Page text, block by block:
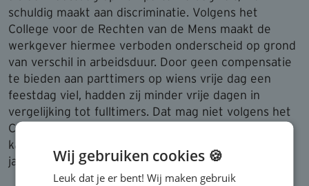
schuldig maakt aan discriminatie. Volgens het
College voor de Rechten van de Mens maakt de
werkgever hiermee verboden onderscheid op grond
van verschil in arbeidsduur. Door geen compensatie
te bieden aan parttimers op wiens vrije dag een
feestdag viel, hadden zij minder vrije dagen in
vergelijking tot fulltimers. Dat mag niet volgens het
College voor de Rechten van de Mens. Discriminatie
kan voorkomen worden door te werken met een
jaarurensystematiek.
Wij gebruiken cookies 🍪
Leuk dat je er bent! Wij maken gebruik